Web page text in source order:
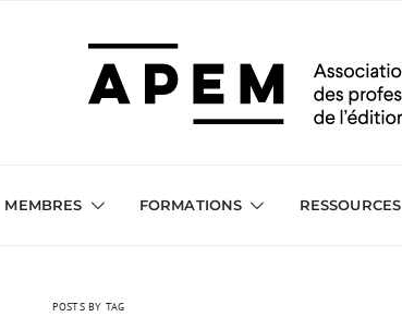
MEMBRES FORMATIONS RESSOURCES
POSTS BY TAG